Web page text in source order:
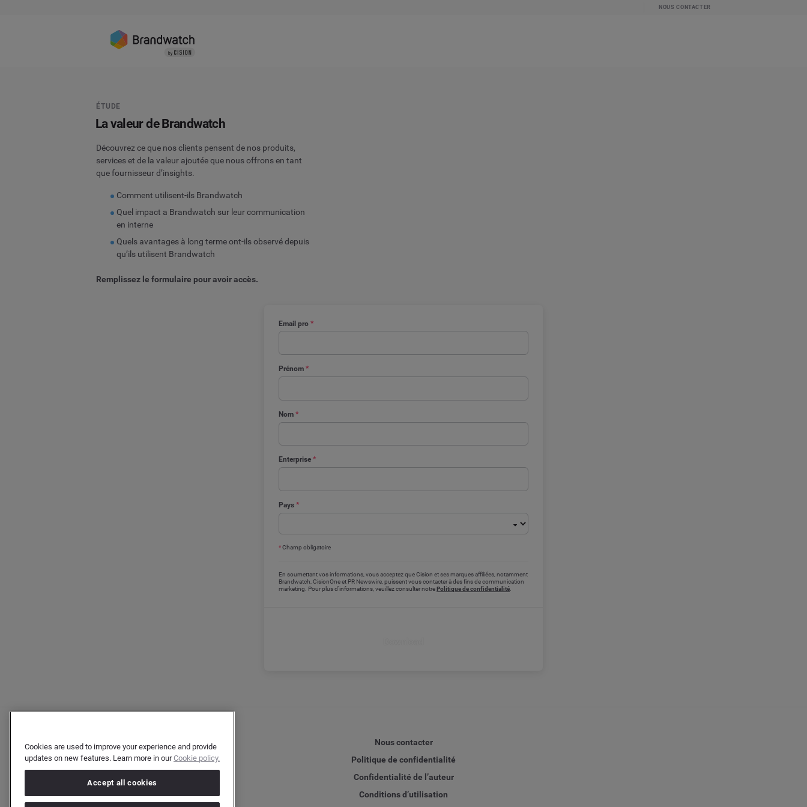
NOUS CONTACTER
Email pro *
Prénom *
Nom *
Enterprise *
Pays *
*Champ obligatoire
En soumettant vos informations, vous acceptez que Cision et ses marques affiliées, notamment
Brandwatch, CisionOne et PR Newswire, puissent vous contacter à des fins de communication
marketing. Pour plus d'informations, veuillez consulter notre Politique de confidentialité.
ÉTUDE
La valeur de Brandwatch
Découvrez ce que nos clients pensent de nos produits,
services et de la valeur ajoutée que nous offrons en tant
que fournisseur d’insights.
Comment utilisent-ils Brandwatch
Quel impact a Brandwatch sur leur communication
en interne
Quels avantages à long terme ont-ils observé depuis
qu’ils utilisent Brandwatch
Remplissez le formulaire pour avoir accès.
Nous contacter
Politique de confidentialité
Confidentialité de l’auteur
Conditions d’utilisation
Cookies are used to improve your experience and provide
updates on new features. Learn more in ourCookie policy.
Accept all cookies